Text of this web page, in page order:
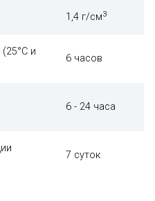
1,4 г/см3
и
6 часов
6 - 24 часа
7 суток